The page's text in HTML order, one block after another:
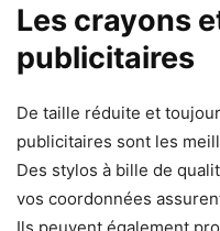
Les crayons
publicitaires
De taille réduite et
publicitaires sont les
Des stylos à bille de
vos coordonnées